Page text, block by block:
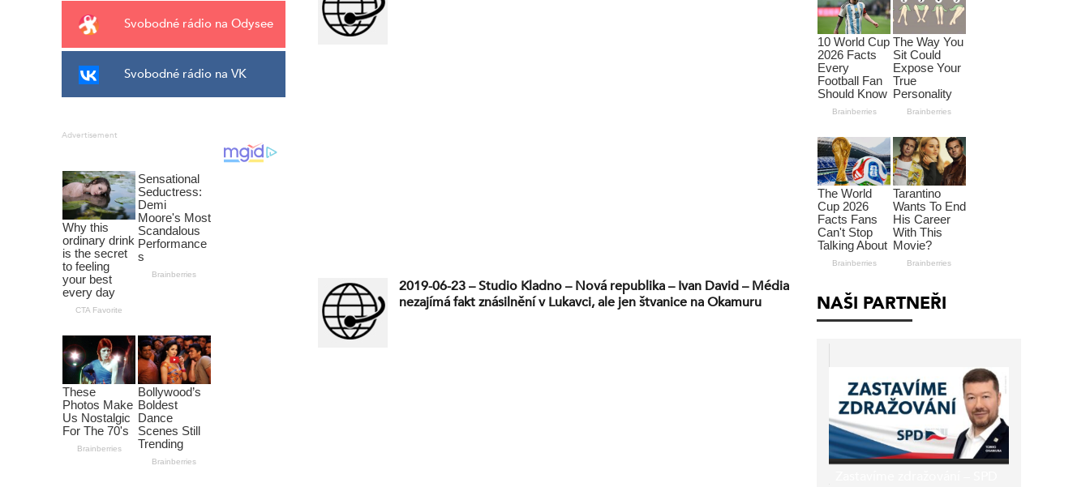
Svobodné rádio na Odysee
Svobodné rádio na VK
Advertisement
2019-06-23 – Studio Kladno – Nová republika – Ivan David – Média
nezajímá fakt znásilnění v Lukavci, ale jen štvanice na Okamuru
NAŠI PARTNEŘI